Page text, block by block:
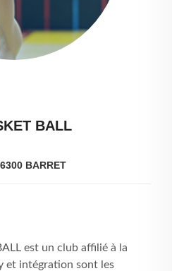
BALL
BARRET
est un club affilié à la
et intégration sont les